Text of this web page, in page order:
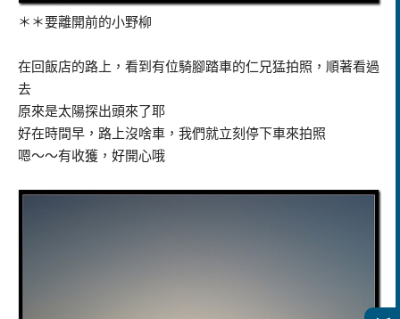
＊＊要離開前的小野柳
在回飯店的路上，看到有位騎腳踏車的仁兄猛拍照，順著看過
去
原來是太陽探出頭來了耶
好在時間早，路上沒啥車，我們就立刻停下車來拍照
嗯～～有收獲，好開心哦